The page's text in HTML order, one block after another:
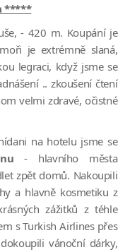
*****
- 420 m. Koupání je
je extrémně slaná,
legraci, když jsme se
.. zkoušení čtení
velmi zdravé, očistné
na hotelu jsme se
- hlavního města
zpět domů. Nakoupili
a hlavně kosmetiku z
zážitků z téhle
s Turkish Airlines přes
vánoční dárky,